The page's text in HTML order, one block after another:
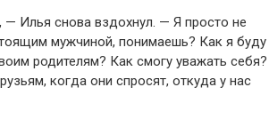
— Илья снова вздохнул. — Я просто не
мужчиной, понимаешь? Как я буду
родителям? Как смогу уважать себя?
когда они спросят, откуда у нас